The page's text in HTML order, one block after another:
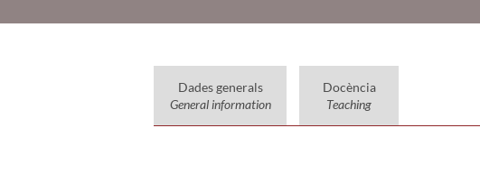
Dades generals
General information
Docència
Teaching